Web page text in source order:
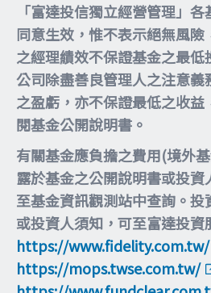
「富達投信獨立經營管理」
同意生效，惟不表示絕無風
之經理績效不保證基金之最
公司除盡善良管理人之注意
之盈虧，亦不保證最低之收
閱基金公開說明書。
有關基金應負擔之費用(境外
露於基金之公開說明書或投
至基金資訊觀測站中查詢。
或投資人須知，可至富達投資
https://www.fidelity.com.tw/
https://mops.twse.com.tw/